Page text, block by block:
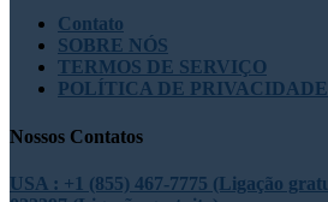
Contato
SOBRE NÓS
TERMOS DE SERVIÇO
POLÍTICA DE PRIVACIDADE
Nossos Contatos
USA : +1 (855) 467-7775 (Ligação